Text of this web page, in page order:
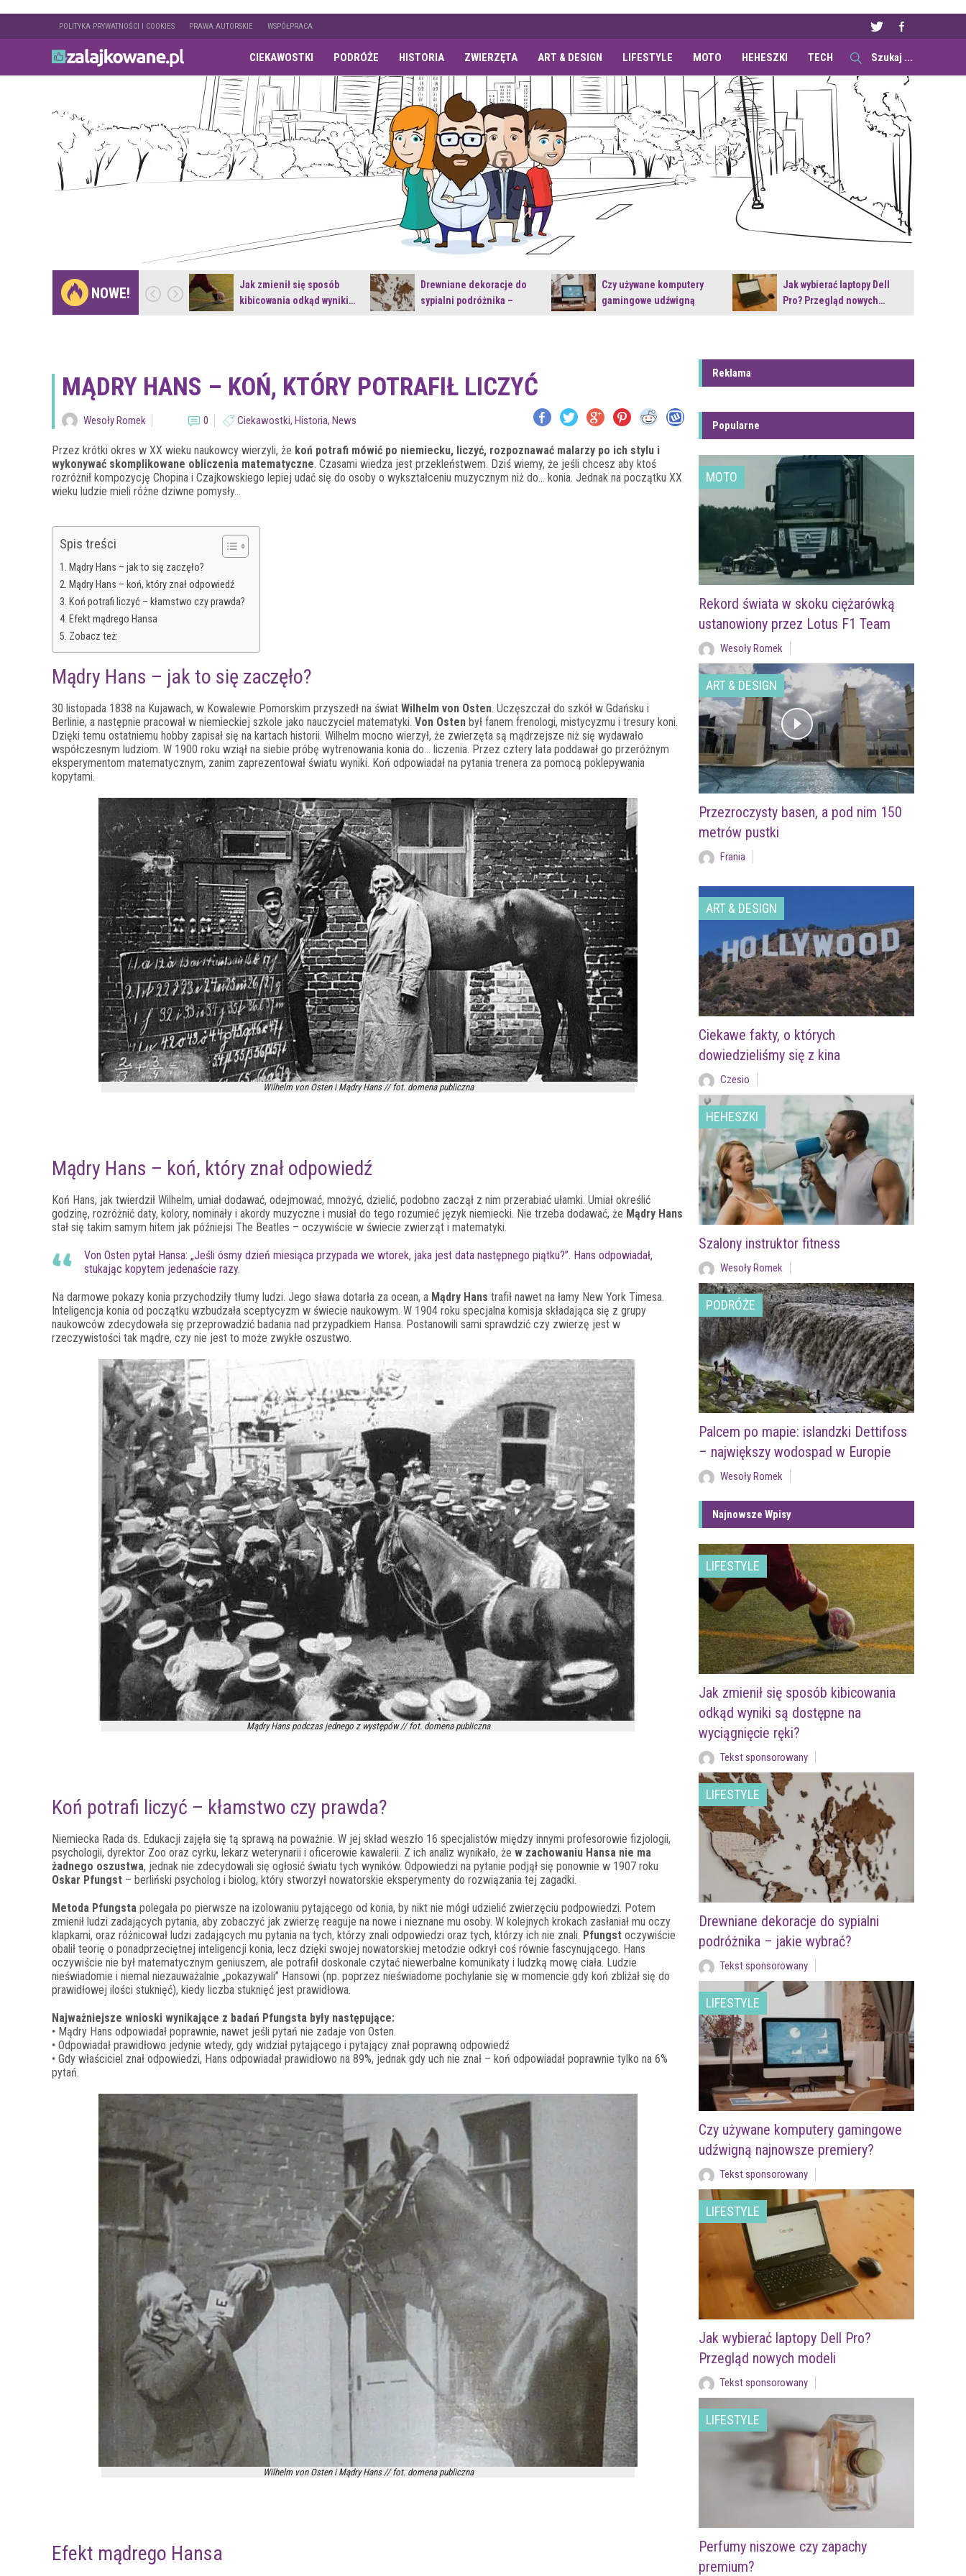
POLITYKA PRYWATNOŚCI I COOKIES PRAWA AUTORSKIE WSPÓŁPRACA
CIEKAWOSTKI PODRÓŻE HISTORIA ZWIERZĘTA ART & DESIGN LIFESTYLE MOTO HEHESZKI TECH
NOWE!
Gdzie pojechać na
weekend z naturą w…
Jak zmienił się sposób
kibicowania odkąd wyniki…
Drewniane dekoracje do
sypialni podróżnika –
Czy używane komputery
gamingowe udźwigną
Jak wybierać laptopy Dell
Pro? Przegląd nowych…
MĄDRY HANS – KOŃ, KTÓRY POTRAFIŁ LICZYĆ
Wesoły Romek 0 Ciekawostki, Historia, News
Przez krótki okres w XX wieku naukowcy wierzyli, że koń potrafi mówić po niemiecku, liczyć, rozpoznawać malarzy po ich stylu i
wykonywać skomplikowane obliczenia matematyczne. Czasami wiedza jest przekleństwem. Dziś wiemy, że jeśli chcesz aby ktoś
rozróżnił kompozycję Chopina i Czajkowskiego lepiej udać się do osoby o wykształceniu muzycznym niż do… konia. Jednak na początku XX
wieku ludzie mieli różne dziwne pomysły…
Spis treści
Mądry Hans – jak to się zaczęło?
Mądry Hans – koń, który znał odpowiedź
Koń potrafi liczyć – kłamstwo czy prawda?
Efekt mądrego Hansa
Zobacz też:
Mądry Hans – jak to się zaczęło?
30 listopada 1838 na Kujawach, w Kowalewie Pomorskim przyszedł na świat Wilhelm von Osten. Uczęszczał do szkół w Gdańsku i
Berlinie, a następnie pracował w niemieckiej szkole jako nauczyciel matematyki. Von Osten był fanem frenologi, mistycyzmu i tresury koni.
Dzięki temu ostatniemu hobby zapisał się na kartach historii. Wilhelm mocno wierzył, że zwierzęta są mądrzejsze niż się wydawało
współczesnym ludziom. W 1900 roku wziął na siebie próbę wytrenowania konia do… liczenia. Przez cztery lata poddawał go przeróżnym
eksperymentom matematycznym, zanim zaprezentował światu wyniki. Koń odpowiadał na pytania trenera za pomocą poklepywania
kopytami.
Wilhelm von Osten i Mądry Hans // fot. domena publiczna
Mądry Hans – koń, który znał odpowiedź
Koń Hans, jak twierdził Wilhelm, umiał dodawać, odejmować, mnożyć, dzielić, podobno zaczął z nim przerabiać ułamki. Umiał określić
godzinę, rozróżnić daty, kolory, nominały i akordy muzyczne i musiał do tego rozumieć język niemiecki. Nie trzeba dodawać, że Mądry Hans
stał się takim samym hitem jak późniejsi The Beatles – oczywiście w świecie zwierząt i matematyki.
Von Osten pytał Hansa: „Jeśli ósmy dzień miesiąca przypada we wtorek, jaka jest data następnego piątku?”. Hans odpowiadał,
stukając kopytem jedenaście razy.
Na darmowe pokazy konia przychodziły tłumy ludzi. Jego sława dotarła za ocean, a Mądry Hans trafił nawet na łamy New York Timesa.
Inteligencja konia od początku wzbudzała sceptycyzm w świecie naukowym. W 1904 roku specjalna komisja składająca się z grupy
naukowców zdecydowała się przeprowadzić badania nad przypadkiem Hansa. Postanowili sami sprawdzić czy zwierzę jest w
rzeczywistości tak mądre, czy nie jest to może zwykłe oszustwo.
Mądry Hans podczas jednego z występów // fot. domena publiczna
Koń potrafi liczyć – kłamstwo czy prawda?
Niemiecka Rada ds. Edukacji zajęła się tą sprawą na poważnie. W jej skład weszło 16 specjalistów między innymi profesorowie fizjologii,
psychologii, dyrektor Zoo oraz cyrku, lekarz weterynarii i oficerowie kawalerii. Z ich analiz wynikało, że w zachowaniu Hansa nie ma
żadnego oszustwa, jednak nie zdecydowali się ogłosić światu tych wyników. Odpowiedzi na pytanie podjął się ponownie w 1907 roku
Oskar Pfungst – berliński psycholog i biolog, który stworzył nowatorskie eksperymenty do rozwiązania tej zagadki.
Metoda Pfungsta polegała po pierwsze na izolowaniu pytającego od konia, by nikt nie mógł udzielić zwierzęciu podpowiedzi. Potem
zmienił ludzi zadających pytania, aby zobaczyć jak zwierzę reaguje na nowe i nieznane mu osoby. W kolejnych krokach zasłaniał mu oczy
klapkami, oraz różnicował ludzi zadających mu pytania na tych, którzy znali odpowiedzi oraz tych, którzy ich nie znali. Pfungst oczywiście
obalił teorię o ponadprzeciętnej inteligencji konia, lecz dzięki swojej nowatorskiej metodzie odkrył coś równie fascynującego. Hans
oczywiście nie był matematycznym geniuszem, ale potrafił doskonale czytać niewerbalne komunikaty i ludzką mowę ciała. Ludzie
nieświadomie i niemal niezauważalnie „pokazywali” Hansowi (np. poprzez nieświadome pochylanie się w momencie gdy koń zbliżał się do
prawidłowej ilości stuknięć), kiedy liczba stuknięć jest prawidłowa.
Najważniejsze wnioski wynikające z badań Pfungsta były następujące:
• Mądry Hans odpowiadał poprawnie, nawet jeśli pytań nie zadaje von Osten.
• Odpowiadał prawidłowo jedynie wtedy, gdy widział pytającego i pytający znał poprawną odpowiedź
• Gdy właściciel znał odpowiedzi, Hans odpowiadał prawidłowo na 89%, jednak gdy uch nie znał – koń odpowiadał poprawnie tylko na 6%
pytań.
Wilhelm von Osten i Mądry Hans // fot. domena publiczna
Efekt mądrego Hansa
Reklama
Popularne
MOTO
Rekord świata w skoku ciężarówką
ustanowiony przez Lotus F1 Team
Wesoły Romek
ART & DESIGN
Przezroczysty basen, a pod nim 150
metrów pustki
Frania
ART & DESIGN
Ciekawe fakty, o których
dowiedzieliśmy się z kina
Czesio
HEHESZKI
Szalony instruktor fitness
Wesoły Romek
PODRÓŻE
Palcem po mapie: islandzki Dettifoss
– największy wodospad w Europie
Wesoły Romek
Najnowsze Wpisy
LIFESTYLE
Jak zmienił się sposób kibicowania
odkąd wyniki są dostępne na
wyciągnięcie ręki?
Tekst sponsorowany
LIFESTYLE
Drewniane dekoracje do sypialni
podróżnika – jakie wybrać?
Tekst sponsorowany
LIFESTYLE
Czy używane komputery gamingowe
udźwigną najnowsze premiery?
Tekst sponsorowany
LIFESTYLE
Jak wybierać laptopy Dell Pro?
Przegląd nowych modeli
Tekst sponsorowany
LIFESTYLE
Perfumy niszowe czy zapachy
premium?